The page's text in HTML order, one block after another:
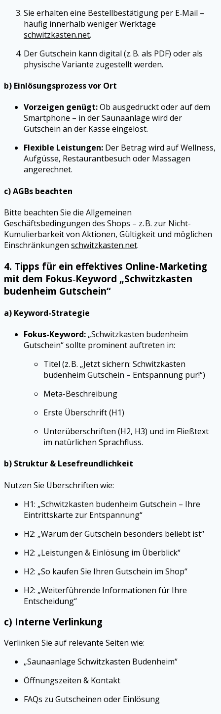
Sie erhalten eine Bestellbestätigung per E‑Mail –
häufig innerhalb weniger Werktage
schwitzkasten.net.
Der Gutschein kann digital (z. B. als PDF) oder als
physische Variante zugestellt werden.
b) Einlösungsprozess vor Ort
Vorzeigen genügt:Ob ausgedruckt oder auf dem
Smartphone – in der Saunaanlage wird der
Gutschein an der Kasse eingelöst.
Flexible Leistungen: Der Betrag wird auf Wellness,
Aufgüsse, Restaurantbesuch oder Massagen
angerechnet.
c) AGBs beachten
Bitte beachten Sie die Allgemeinen
Geschäftsbedingungen des Shops – z. B. zur Nicht-
Kumulierbarkeit von Aktionen, Gültigkeit und möglichen
Einschränkungen schwitzkasten.net.
4. Tipps für ein effektives Online-Marketing
mit dem Fokus‑Keyword „Schwitzkasten
budenheim Gutschein“
a) Keyword-Strategie
Fokus-Keyword: „Schwitzkasten budenheim
Gutschein“ sollte prominent auftreten in:
Titel (z. B. „Jetzt sichern: Schwitzkasten
budenheim Gutschein – Entspannung pur!“)
Meta-Beschreibung
Erste Überschrift (H1)
Unterüberschriften (H2, H3) und im Fließtext
im natürlichen Sprachfluss.
b) Struktur & Lesefreundlichkeit
Nutzen Sie Überschriften wie:
H1: „Schwitzkasten budenheim Gutschein – Ihre
Eintrittskarte zur Entspannung“
H2: „Warum der Gutschein besonders beliebt ist“
H2: „Leistungen & Einlösung im Überblick“
H2: „So kaufen Sie Ihren Gutschein im Shop“
H2: „Weiterführende Informationen für Ihre
Entscheidung“
c) Interne Verlinkung
Verlinken Sie auf relevante Seiten wie:
„Saunaanlage Schwitzkasten Budenheim“
Öffnungszeiten & Kontakt
FAQs zu Gutscheinen oder Einlösung